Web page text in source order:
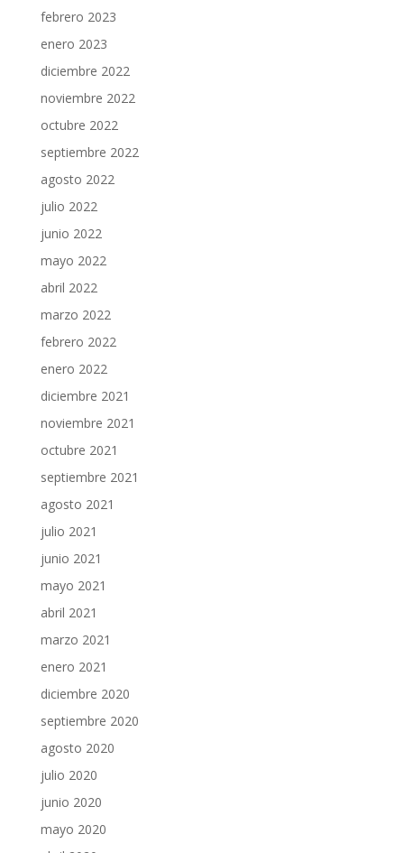
febrero 2023
enero 2023
diciembre 2022
noviembre 2022
octubre 2022
septiembre 2022
agosto 2022
julio 2022
junio 2022
mayo 2022
abril 2022
marzo 2022
febrero 2022
enero 2022
diciembre 2021
noviembre 2021
octubre 2021
septiembre 2021
agosto 2021
julio 2021
junio 2021
mayo 2021
abril 2021
marzo 2021
enero 2021
diciembre 2020
septiembre 2020
agosto 2020
julio 2020
junio 2020
mayo 2020